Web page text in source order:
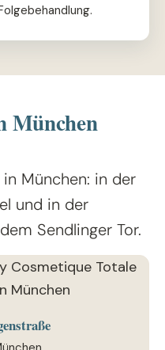
München
München: in der
und in der
Sendlinger Tor.